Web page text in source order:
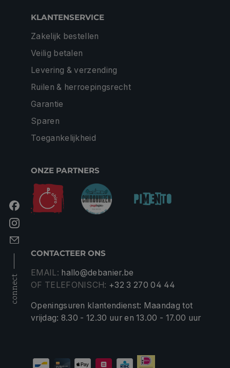
connect
KLANTENSERVICE
Zakelijk bestellen
Veilig betalen
Levering & verzending
Ruilen & herroepingsrecht
Garantie
Sparen
Toegankelijkheid
ONZE PARTNERS
CONTACTEER ONS
EMAIL: hallo@debanier.be
OF TELEFONISCH: +32 3 270 04 44
Openingsuren klantendienst: Maandag tot
vrijdag: 8.30 - 12.30 uur en 13.00 - 17.00 uur